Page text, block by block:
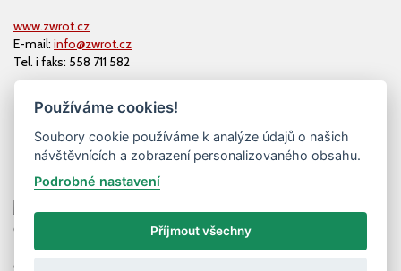
www.zwrot.cz
E-mail: info@zwrot.cz
Tel. i faks: 558 711 582
© ZWROT
Používáme cookies!
Soubory cookie používáme k analýze údajů o našich
návštěvnících a zobrazení personalizovaného obsahu.
Podrobné nastavení
Příjmout všechny